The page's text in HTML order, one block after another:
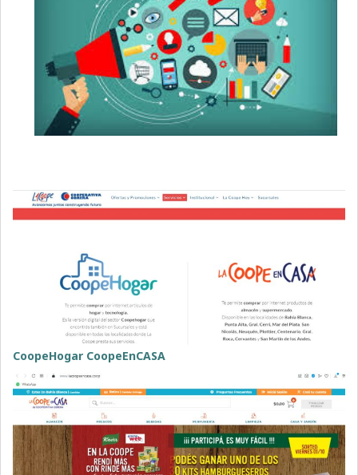
CoopeHogar CoopeEnCASA